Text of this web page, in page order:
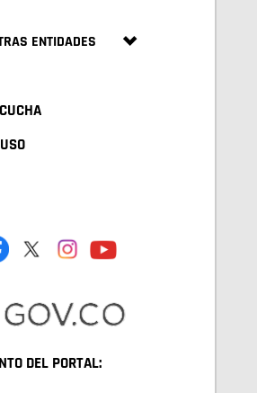
ENTIDADES
DEL PORTAL: